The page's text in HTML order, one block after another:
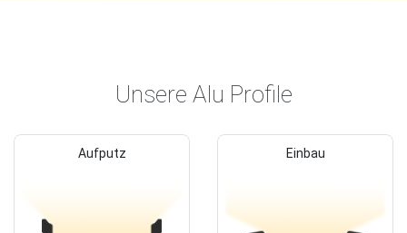
Unsere Alu Profile
Aufputz Einbau